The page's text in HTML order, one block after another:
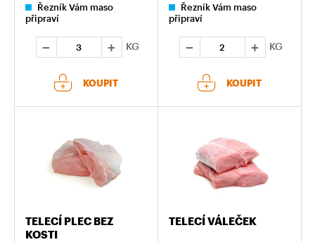
Řezník Vám maso
připraví
KG
KOUPIT
Řezník Vám maso
připraví
KG
KOUPIT
TELECÍ PLEC BEZ
KOSTI
TELECÍ VÁLEČEK